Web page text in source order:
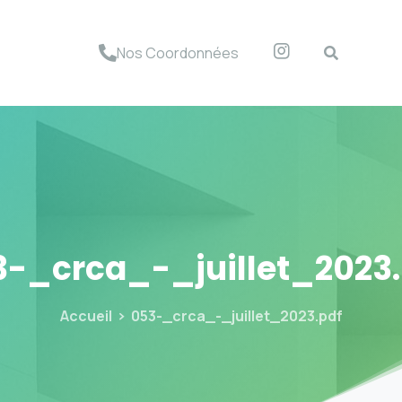
Nos Coordonnées
_crca_-
Accueil 053-_crca_-_juillet_2023.pdf